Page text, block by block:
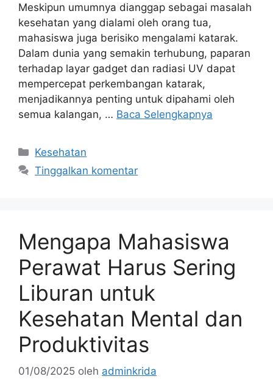
Meskipun umumnya dianggap sebagai masalah
kesehatan yang dialami oleh orang tua,
mahasiswa juga berisiko mengalami katarak.
Dalam dunia yang semakin terhubung, paparan
terhadap layar gadget dan radiasi UV dapat
mempercepat perkembangan katarak,
menjadikannya penting untuk dipahami oleh
semua kalangan, … Baca Selengkapnya
Kategori
Kesehatan
Tinggalkan komentar
Mengapa Mahasiswa
Perawat Harus Sering
Liburan untuk
Kesehatan Mental dan
Produktivitas
01/08/2025 oleh adminkrida